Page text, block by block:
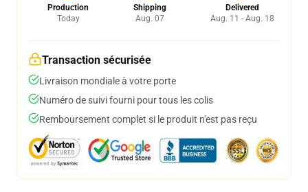
Production
Today
Shipping
Aug. 07
Delivered
Aug. 11 - Aug. 18
Transaction sécurisée
Livraison mondiale à votre porte
Numéro de suivi fourni pour tous les colis
Remboursement complet si le produit n'est pas reçu